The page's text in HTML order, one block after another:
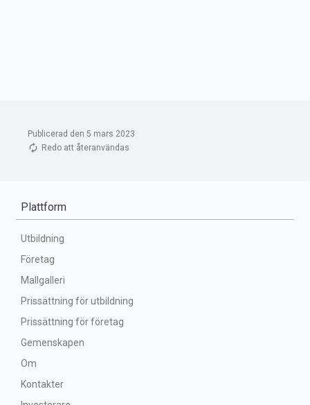
Publicerad den 5 mars 2023
Redo att återanvändas
Plattform
Utbildning
Företag
Mallgalleri
Prissättning för utbildning
Prissättning för företag
Gemenskapen
Om
Kontakter